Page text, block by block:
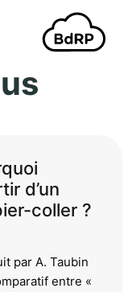
principal
d’un
coller ?
par A. Taubin
entre «